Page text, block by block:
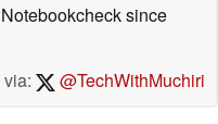
since
via:
@TechWithMuchiri